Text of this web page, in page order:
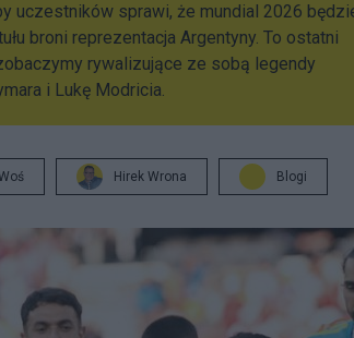
uczestników sprawi, że mundial 2026
broni reprezentacja Argentyny. To ostatni
rywalizujące ze sobą legendy
i Lukę Modricia.
Hirek Wrona Blogi